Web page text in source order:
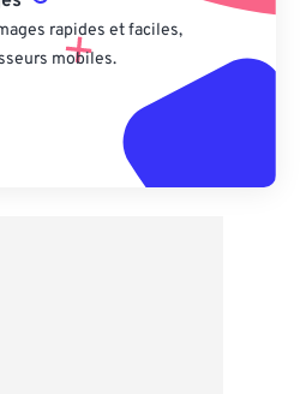
rapides et faciles,
mobiles.